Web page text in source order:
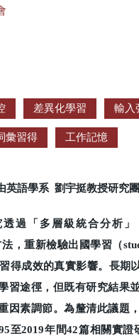
差異化學習 輸入
彙習得 工作記憶
英語學系 劉宇挺教授研究團
「多層級統合分析」
法，重新檢驗出國學習（
得成效的真實影響。長期
習途徑，但既有研究結果
因素調節。為釐清此議題
至2019年間42篇相關實證